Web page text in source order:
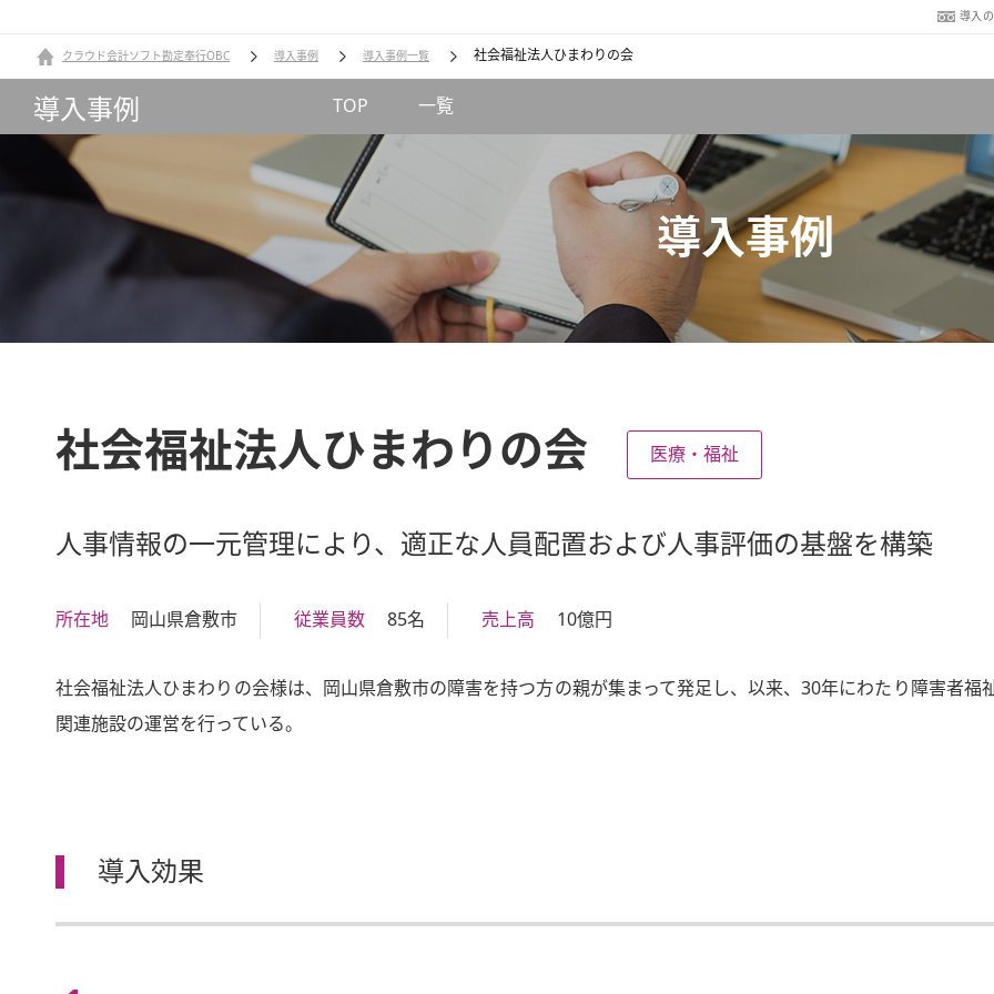
導入
クラウド会計ソフト勘定奉行OBC 導入事例 導入事例一覧 社会福祉法人ひまわりの会
導入事例 TOP 一覧
導入事例
社会福祉法人ひまわりの会 医療・福祉
人事情報の一元管理により、適正な人員配置および人事評価の基盤を構築
所在地 岡山県倉敷市 従業員数 85名 売上高 10億円
社会福祉法人ひまわりの会様は、岡山県倉敷市の障害を持つ方の親が集まって発足し、以来、30年にわたり障害者福
関連施設の運営を行っている。
導入効果